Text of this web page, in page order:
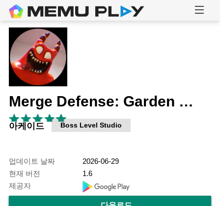
Merge Defense: Garden Fusion
아케이드 Boss Level Studio
업데이트 날짜
2026-06-29
현재 버전
1.6
제공자